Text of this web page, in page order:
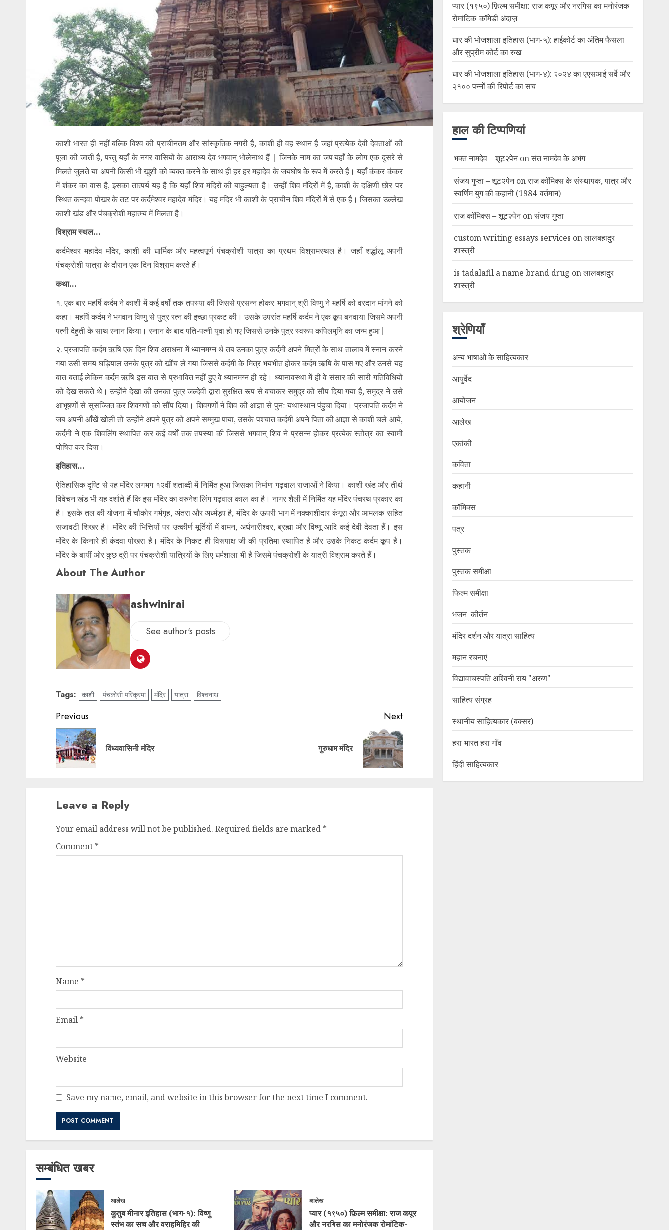
काशी भारत ही नहीं बल्कि विश्व की प्राचीनतम और सांस्कृतिक नगरी है, काशी ही वह स्थान है जहां प्रत्येक देवी देवताओं की
पूजा की जाती है, परंतु यहाँ के नगर वासियों के आराध्य देव भगवान् भोलेनाथ हैं | जिनके नाम का जप यहाँ के लोग एक दुसरे से
मिलते जुलते या अपनी किसी भी खुशी को व्यक्त करने के साथ ही हर हर महादेव के जयघोष के रूप में करते हैं। यहाँ कंकर कंकर
में शंकर का वास है, इसका तात्पर्य यह है कि यहाँ शिव मंदिरों की बाहुल्यता है। उन्हीं शिव मंदिरों में है, काशी के दक्षिणी छोर पर
स्थित कन्दवा पोखर के तट पर कर्दमेश्वर महादेव मंदिर। यह मंदिर भी काशी के प्राचीन शिव मंदिरों में से एक है। जिसका उल्लेख
काशी खंड और पंचक्रोशी महात्म्य में मिलता है।
विश्राम स्थल…
कर्दमेश्वर महादेव मंदिर, काशी की धार्मिक और महत्वपूर्ण पंचक्रोशी यात्रा का प्रथम विश्रामस्थल है। जहाँ शर्द्धालू अपनी
पंचक्रोशी यात्रा के दौरान एक दिन विश्राम करते हैं।
कथा…
१. एक बार महर्षि कर्दम ने काशी में कई वर्षों तक तपस्या की जिससे प्रसन्न होकर भगवान् श्री विष्णु ने महर्षि को वरदान मांगने को
कहा। महर्षि कर्दम ने भगवान विष्णु से पुत्र रत्न की इच्छा प्रकट की। उसके उपरांत महर्षि कर्दम ने एक कूप बनवाया जिसमे अपनी
पत्नी देहुती के साथ स्नान किया। स्नान के बाद पति-पत्नी युवा हो गए जिससे उनके पुत्र स्वरूप कपिलमुनि का जन्म हुआ|
२. प्रजापति कर्दम ऋषि एक दिन शिव अराधना में ध्यानमग्न थे तब उनका पुत्र कर्दमी अपने मित्रों के साथ तालाब में स्नान करने
गया उसी समय घड़ियाल उनके पुत्र को खींच ले गया जिससे कर्दमी के मित्र भयभीत होकर कर्दम ऋषि के पास गए और उनसे यह
बात बताई लेकिन कर्दम ऋषि इस बात से प्रभावित नहीं हुए वे ध्यानमग्न ही रहे। ध्यानावस्था में ही वे संसार की सारी गतिविधियों
को देख सकते थे। उन्होंने देखा की उनका पुत्र जल्देवी द्वारा सुरक्षित रूप से बचाकर समुद्र को सौप दिया गया है, समुद्र ने उसे
आभूषणों से सुसज्जित कर शिवगणों को सौंप दिया। शिवगणों ने शिव की आज्ञा से पुनः यथास्थान पंहुचा दिया। प्रजापति कर्दम ने
जब अपनी आँखें खोली तो उन्होंने अपने पुत्र को अपने सम्मुख पाया, उसके पश्चात कर्दमी अपने पिता की आज्ञा से काशी चले आये,
कर्दमी ने एक शिवलिंग स्थापित कर कई वर्षों तक तपस्या की जिससे भगवान् शिव ने प्रसन्न होकर प्रत्येक स्तोत्र का स्वामी
घोषित कर दिया।
इतिहास…
ऐतिहासिक दृष्टि से यह मंदिर लगभग १२वीं शताब्दी में निर्मित हुआ जिसका निर्माण गढ़वाल राजाओं ने किया। काशी खंड और तीर्थ
विवेचन खंड भी यह दर्शाते हैं कि इस मंदिर का वरुनेश लिंग गढ़वाल काल का है। नागर शैली में निर्मित यह मंदिर पंचरथ प्रकार का
है। इसके तल की योजना में चौकोर गर्भगृह, अंतरा और अर्ध्मंड़प है, मंदिर के ऊपरी भाग में नक्काशीदार कंगूरा और आमलक सहित
सजावटी शिखर है। मंदिर की भित्तियों पर उत्कीर्ण मूर्तियों में वामन, अर्धनारीश्वर, ब्रह्मा और विष्णू आदि कई देवी देवता हैं। इस
मंदिर के किनारे ही कंदवा पोखरा है। मंदिर के निकट ही विरूपाक्ष जी की प्रतिमा स्थापित है और उसके निकट कर्दम कूप है।
मंदिर के बायीं ओर कुछ दूरी पर पंचक्रोशी यात्रियों के लिए धर्मशाला भी है जिसमे पंचक्रोशी के यात्री विश्राम करते हैं।
About The Author
ashwinirai
See author's posts
Tags: काशी पंचकोसी परिक्रमा मंदिर यात्रा विश्वनाथ
Previous
विंध्यवासिनी मंदिर
Next
गुरुधाम मंदिर
Leave a Reply
Your email address will not be published. Required fields are marked *
Comment *
Name *
Email *
Website
Save my name, email, and website in this browser for the next time I comment.
सम्बंधित खबर
आलेख
कुतुब मीनार इतिहास (भाग-१): विष्णु
स्तंभ का सच और वराहमिहिर की
आलेख
प्यार (१९५०) फ़िल्म समीक्षा: राज कपूर
और नरगिस का मनोरंजक रोमांटिक-
प्यार (१९५०) फ़िल्म समीक्षा: राज कपूर और नरगिस का मनोरंजक
रोमांटिक-कॉमेडी अंदाज़
धार की भोजशाला इतिहास (भाग-५): हाईकोर्ट का अंतिम फैसला
और सुप्रीम कोर्ट का रुख
धार की भोजशाला इतिहास (भाग-४): २०२४ का एएसआई सर्वे और
२१०० पन्नों की रिपोर्ट का सच
हाल की टिप्पणियां
भक्त नामदेव – शूट२पेनonसंत नामदेव के अभंग
संजय गुप्ता – शूट२पेनonराज कॉमिक्स के संस्थापक, पात्र और
स्वर्णिम युग की कहानी (1984-वर्तमान)
राज कॉमिक्स – शूट२पेनonसंजय गुप्ता
custom writing essays services onलालबहादुर
शास्त्री
is tadalafil a name brand drug onलालबहादुर
शास्त्री
श्रेणियाँ
अन्य भाषाओं के साहित्यकार
आयुर्वेद
आयोजन
आलेख
एकांकी
कविता
कहानी
कॉमिक्स
पत्र
पुस्तक
पुस्तक समीक्षा
फिल्म समीक्षा
भजन–कीर्तन
मंदिर दर्शन और यात्रा साहित्य
महान रचनाएं
विद्यावाचस्पति अश्विनी राय "अरुण"
साहित्य संग्रह
स्थानीय साहित्यकार (बक्सर)
हरा भारत हरा गाँव
हिंदी साहित्यकार